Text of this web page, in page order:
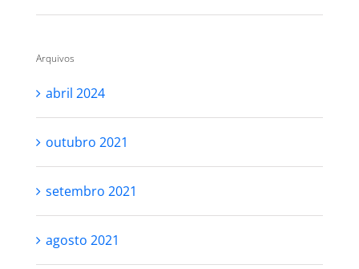
Arquivos
abril 2024
outubro 2021
setembro 2021
agosto 2021